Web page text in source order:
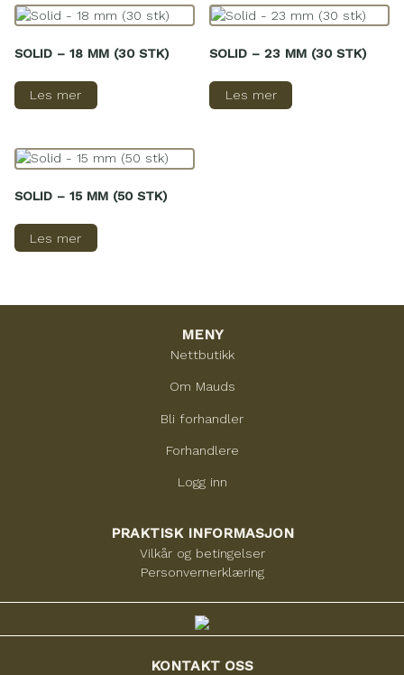
SOLID – 18 MM (30 STK)
Les mer
SOLID – 23 MM (30 STK)
Les mer
SOLID – 15 MM (50 STK)
Les mer
MENY
Nettbutikk
Om Mauds
Bli forhandler
Forhandlere
Logg inn
PRAKTISK INFORMASJON
Vilkår og betingelser
Personvernerklæring
KONTAKT OSS